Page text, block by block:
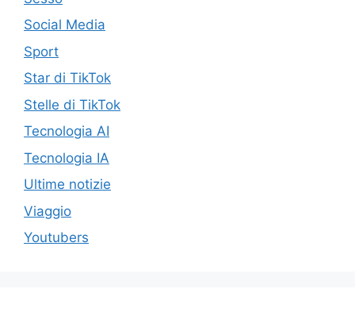
Social Media
Sport
Star di TikTok
Stelle di TikTok
Tecnologia AI
Tecnologia IA
Ultime notizie
Viaggio
Youtubers